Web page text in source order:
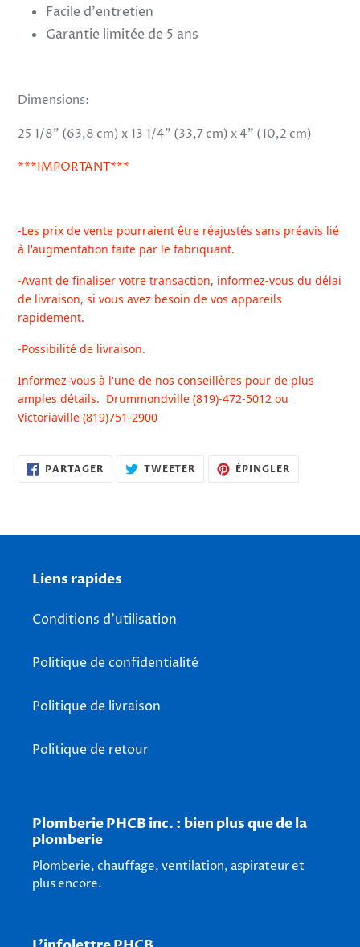
Facile d'entretien
Garantie limitée de 5 ans
Dimensions:
25 1/8" (63,8 cm) x 13 1/4" (33,7 cm) x 4" (10,2 cm)
***IMPORTANT***
-Les prix de vente pourraient être réajustés sans préavis lié
à l'augmentation faite par le fabriquant.
-Avant de finaliser votre transaction, informez-vous du délai
de livraison, si vous avez besoin de vos appareils
rapidement.
-Possibilité de livraison.
Informez-vous à l'une de nos conseillères pour de plus
amples détails. Drummondville (819)-472-5012 ou
Victoriaville (819)751-2900
PARTAGERPARTAGER
SUR
TWEETER TWEETERÉPINGLER
Liens rapides
Conditions d'utilisation
Politique de confidentialité
Politique de livraison
Politique de retour
Plomberie PHCB inc. : bien plus que de la
plomberie
Plomberie, chauffage, ventilation, aspirateur et
plus encore.